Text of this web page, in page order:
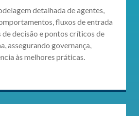
detalhada de agentes,
fluxos de entrada
de decisão e pontos críticos de
assegurando governança,
às melhores práticas.